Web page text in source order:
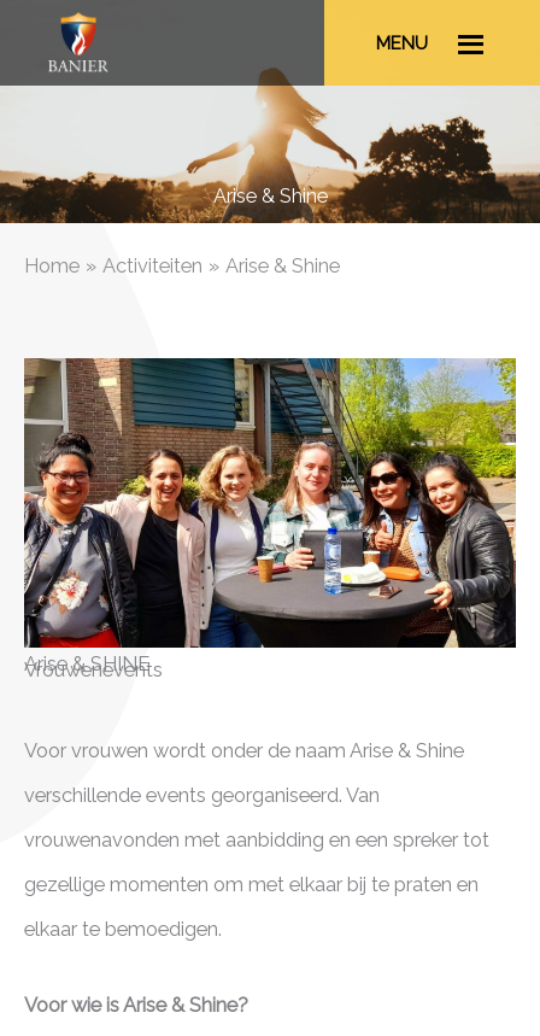
MENU
Arise & Shine
Home Activiteiten Arise & Shine
Vrouwenevents
Arise & SHINE
Voor vrouwen wordt onder de naam Arise & Shine
verschillende events georganiseerd. Van
vrouwenavonden met aanbidding en een spreker tot
gezellige momenten om met elkaar bij te praten en
elkaar te bemoedigen.
Voor wie is Arise & Shine?